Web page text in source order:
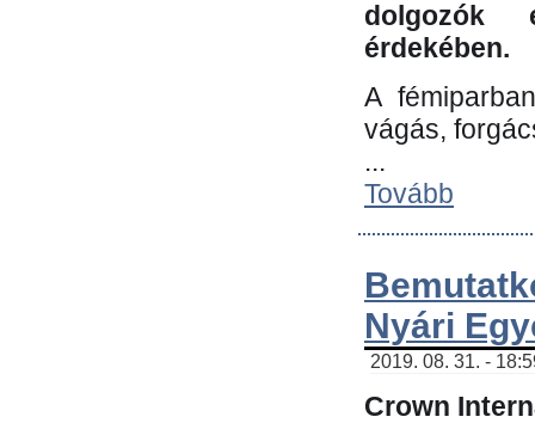
dolgozók
érdekében.
A
vágás,
...
Tovább
Nyári
2019. 08. 31. -
Crown